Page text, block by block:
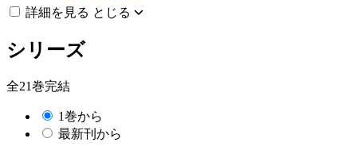
詳細を見る とじる
シリーズ
全21巻完結
1巻から
最新刊から